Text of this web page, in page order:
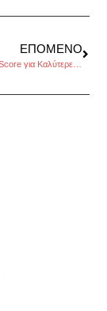
ΕΠΌΜΕΝΟ
Meta Opportunity Score για Καλύτερες Καμπάνιες Διαφήμισης